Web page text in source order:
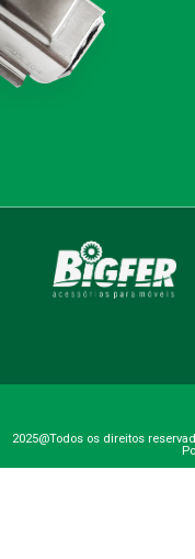
2025@Todos os direitos